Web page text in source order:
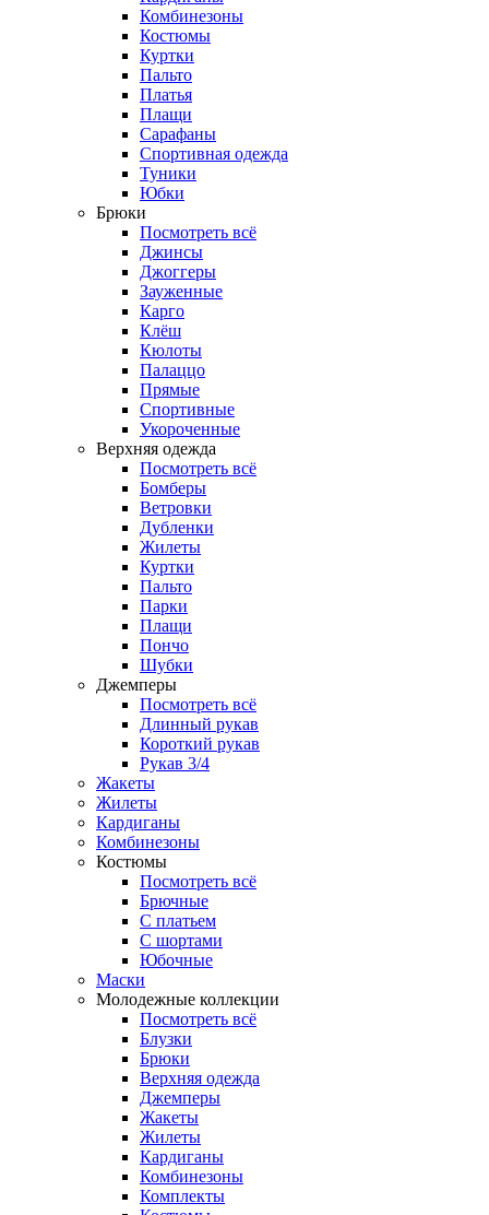
Комбинезоны
Костюмы
Куртки
Пальто
Платья
Плащи
Сарафаны
Спортивная одежда
Туники
Юбки
Брюки
Посмотреть всё
Джинсы
Джоггеры
Зауженные
Карго
Клёш
Кюлоты
Палаццо
Прямые
Спортивные
Укороченные
Верхняя одежда
Посмотреть всё
Бомберы
Ветровки
Дубленки
Жилеты
Куртки
Пальто
Парки
Плащи
Пончо
Шубки
Джемперы
Посмотреть всё
Длинный рукав
Короткий рукав
Рукав 3/4
Жакеты
Жилеты
Кардиганы
Комбинезоны
Костюмы
Посмотреть всё
Брючные
С платьем
С шортами
Юбочные
Маски
Молодежные коллекции
Посмотреть всё
Блузки
Брюки
Верхняя одежда
Джемперы
Жакеты
Жилеты
Кардиганы
Комбинезоны
Комплекты